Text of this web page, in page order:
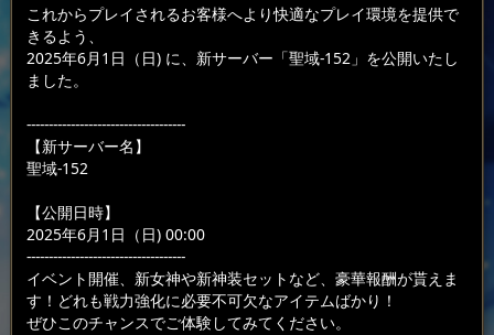
これからプレイされるお客様へより快適なプレイ環境を提供で
きるよう、
2025年6月1日（日) に、新サーバー「聖域-152」を公開いたし
ました。
------------------------------------
【新サーバー名】
聖域-152
【公開日時】
2025年6月1日（日) 00:00
------------------------------------
イベント開催、新女神や新神装セットなど、豪華報酬が貰えま
す！どれも戦力強化に必要不可欠なアイテムばかり！
ぜひこのチャンスでご体験してみてください。